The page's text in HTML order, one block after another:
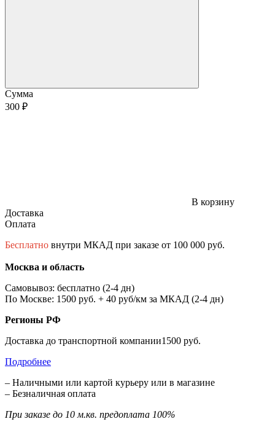
Сумма
300 ₽
В корзину
Доставка
Оплата
Бесплатно внутри МКАД при заказе от 100 000 руб.
Москва и область
Самовывоз: бесплатно (2-4 дн)
По Москве: 1500 руб. + 40 руб/км за МКАД (2-4 дн)
Регионы РФ
Доставка до транспортной компании1500 руб.
Подробнее
– Наличными или картой курьеру или в магазине
– Безналичная оплата
При заказе до 10 м.кв. предоплата 100%